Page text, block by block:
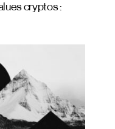
cryptos :